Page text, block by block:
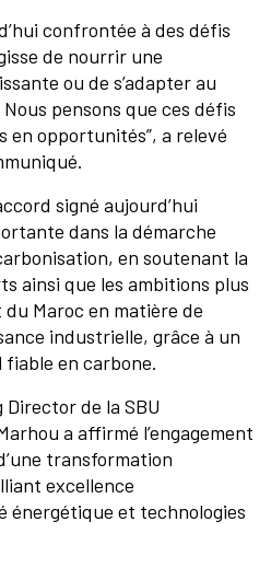
confrontée à des défis
de nourrir une
ou de s’adapter au
pensons que ces défis
opportunités”, a relevé
signé aujourd’hui
dans la démarche
en soutenant la
ainsi que les ambitions plus
du Maroc en matière de
industrielle, grâce à un
en carbone.
Director de la SBU
a affirmé l’engagement
transformation
excellence
énergétique et technologies